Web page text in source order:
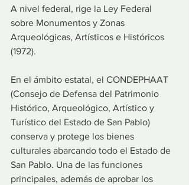
A nivel federal, rige la Ley Federal
sobre Monumentos y Zonas
Arqueológicas, Artísticos e Históricos
(1972).
En el ámbito estatal, el CONDEPHAAT
(Consejo de Defensa del Patrimonio
Histórico, Arqueológico, Artístico y
Turístico del Estado de San Pablo)
conserva y protege los bienes
culturales abarcando todo el Estado de
San Pablo. Una de las funciones
principales, además de aprobar los